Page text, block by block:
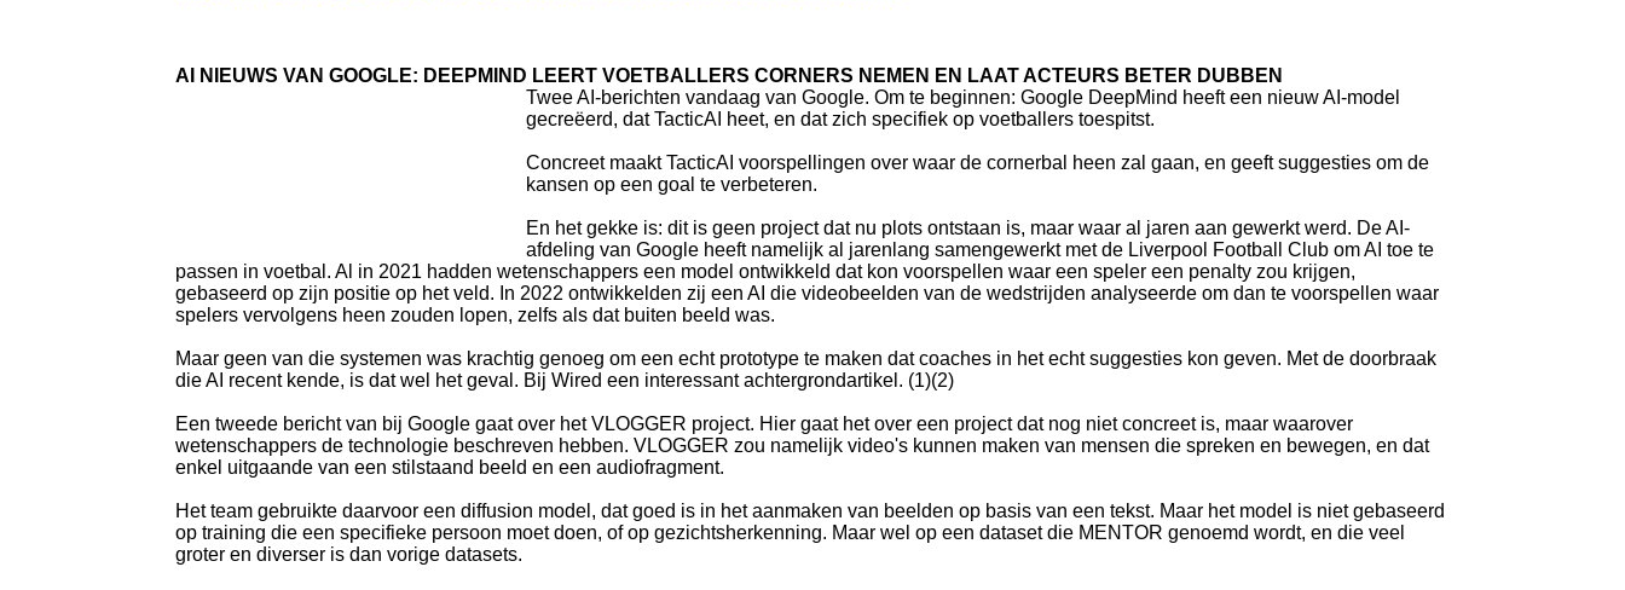
AI NIEUWS VAN GOOGLE: DEEPMIND LEERT VOETBALLERS CORNERS NEMEN EN LAAT ACTEURS BETER DUBBEN
Twee AI-berichten vandaag van Google. Om te beginnen: Google DeepMind heeft een nieuw AI-model
gecreëerd, dat TacticAI heet, en dat zich specifiek op voetballers toespitst.
Concreet maakt TacticAI voorspellingen over waar de cornerbal heen zal gaan, en geeft suggesties om de
kansen op een goal te verbeteren.
En het gekke is: dit is geen project dat nu plots ontstaan is, maar waar al jaren aan gewerkt werd. De AI-
afdeling van Google heeft namelijk al jarenlang samengewerkt met de Liverpool Football Club om AI toe te
passen in voetbal. Al in 2021 hadden wetenschappers een model ontwikkeld dat kon voorspellen waar een speler een penalty zou krijgen,
gebaseerd op zijn positie op het veld. In 2022 ontwikkelden zij een AI die videobeelden van de wedstrijden analyseerde om dan te voorspellen waar
spelers vervolgens heen zouden lopen, zelfs als dat buiten beeld was.
Maar geen van die systemen was krachtig genoeg om een echt prototype te maken dat coaches in het echt suggesties kon geven. Met de doorbraak
die AI recent kende, is dat wel het geval. Bij Wired een interessant achtergrondartikel. (1)(2)
Een tweede bericht van bij Google gaat over het VLOGGER project. Hier gaat het over een project dat nog niet concreet is, maar waarover
wetenschappers de technologie beschreven hebben. VLOGGER zou namelijk video's kunnen maken van mensen die spreken en bewegen, en dat
enkel uitgaande van een stilstaand beeld en een audiofragment.
Het team gebruikte daarvoor een diffusion model, dat goed is in het aanmaken van beelden op basis van een tekst. Maar het model is niet gebaseerd
op training die een specifieke persoon moet doen, of op gezichtsherkenning. Maar wel op een dataset die MENTOR genoemd wordt, en die veel
groter en diverser is dan vorige datasets.